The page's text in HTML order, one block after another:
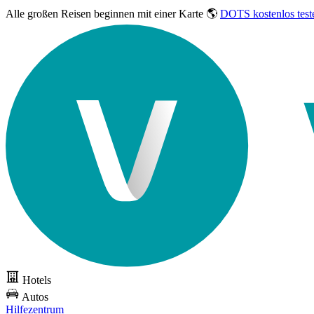
Alle großen Reisen beginnen mit einer Karte 🌎 DOTS kostenlos
Hotels
Autos
Hilfezentrum